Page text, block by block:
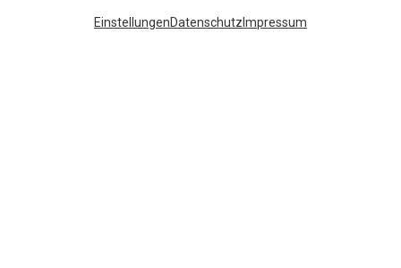
EinstellungenDatenschutz Impressum